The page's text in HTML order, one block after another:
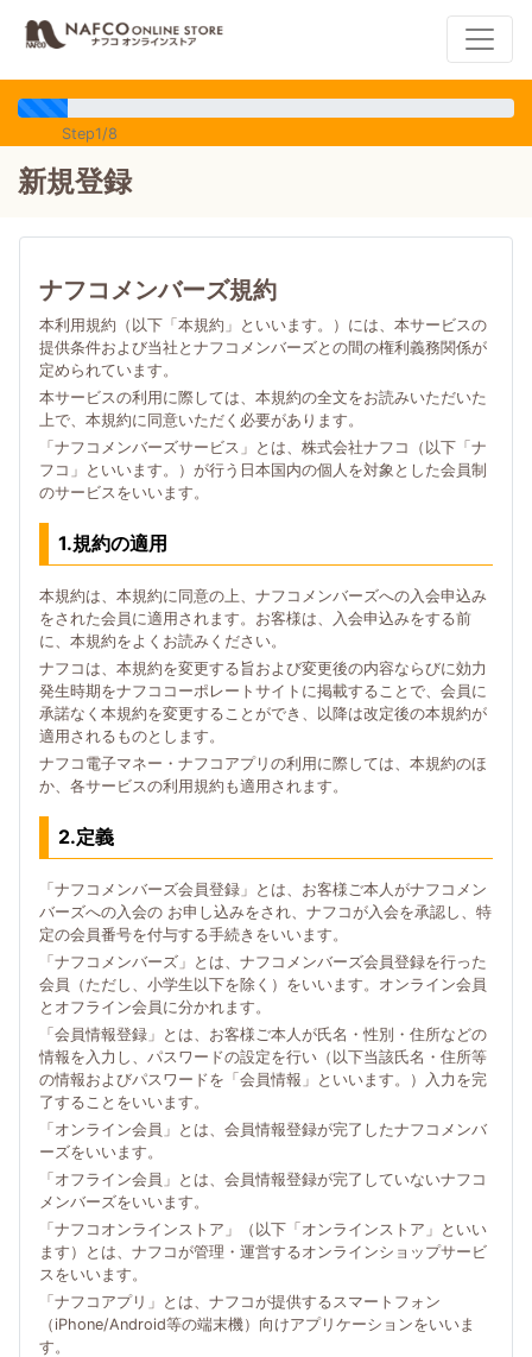
Step1/8
新規登録
ナフコメンバーズ規約
本利用規約（以下「本規約」といいます。）には、本サービスの
提供条件および当社とナフコメンバーズとの間の権利義務関係が
定められています。
本サービスの利用に際しては、本規約の全文をお読みいただいた
上で、本規約に同意いただく必要があります。
「ナフコメンバーズサービス」とは、株式会社ナフコ（以下「ナ
フコ」といいます。）が行う日本国内の個人を対象とした会員制
のサービスをいいます。
1.規約の適用
本規約は、本規約に同意の上、ナフコメンバーズへの入会申込み
をされた会員に適用されます。お客様は、入会申込みをする前
に、本規約をよくお読みください。
ナフコは、本規約を変更する旨および変更後の内容ならびに効力
発生時期をナフココーポレートサイトに掲載することで、会員に
承諾なく本規約を変更することができ、以降は改定後の本規約が
適用されるものとします。
ナフコ電子マネー・ナフコアプリの利用に際しては、本規約のほ
か、各サービスの利用規約も適用されます。
2.定義
「ナフコメンバーズ会員登録」とは、お客様ご本人がナフコメン
バーズへの入会の お申し込みをされ、ナフコが入会を承認し、特
定の会員番号を付与する手続きをいいます。
「ナフコメンバーズ」とは、ナフコメンバーズ会員登録を行った
会員（ただし、小学生以下を除く）をいいます。オンライン会員
とオフライン会員に分かれます。
「会員情報登録」とは、お客様ご本人が氏名・性別・住所などの
情報を入力し、パスワードの設定を行い（以下当該氏名・住所等
の情報およびパスワードを「会員情報」といいます。）入力を完
了することをいいます。
「オンライン会員」とは、会員情報登録が完了したナフコメンバ
ーズをいいます。
「オフライン会員」とは、会員情報登録が完了していないナフコ
メンバーズをいいます。
「ナフコオンラインストア」（以下「オンラインストア」といい
ます）とは、ナフコが管理・運営するオンラインショップサービ
スをいいます。
「ナフコアプリ」とは、ナフコが提供するスマートフォン
（iPhone/Android等の端末機）向けアプリケーションをいいま
す。